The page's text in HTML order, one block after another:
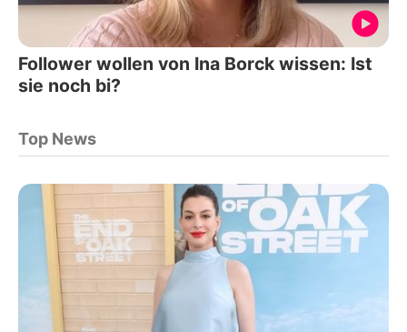
Follower wollen von Ina Borck wissen: Ist
sie noch bi?
Top News